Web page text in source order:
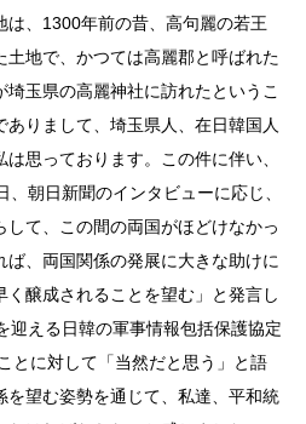
は、1300年前の昔、高句麗の若王
土地で、かつては高麗郡と呼ばれた
玉県の高麗神社に訪れたというこ
ありまして、埼玉県人、在日韓国人
思っております。この件に伴い、
朝日新聞のインタビューに応じ、
して、この間の両国がほどけなかっ
、両国関係の発展に大きな助けに
醸成されることを望む」と発言し
迎える日韓の軍事情報包括保護協定
とに対して「当然だと思う」と語
を望む姿勢を通じて、私達、平和統